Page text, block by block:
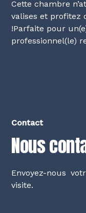
Cette chambre
valises et profitez
!Parfaite pour
professionnel(le)
Contact
Nous
Envoyez-nous
visite.